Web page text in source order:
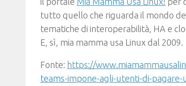
tutto quello che riguarda il mondo
tematiche di interoperabilità, HA e
E, sì, mia mamma usa Linux dal 2009.
Fonte: https://
teams-impone-agli-utenti-di-pagare-